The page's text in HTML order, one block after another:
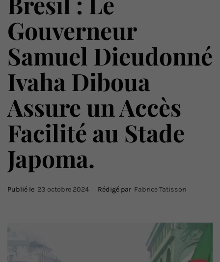
Gouverneur
Samuel Dieudonné
Ivaha Diboua
Assure un Accès
Facilité au Stade
Japoma.
Publié le 23 octobre 2024 Rédigé par Fabrice Tatisson